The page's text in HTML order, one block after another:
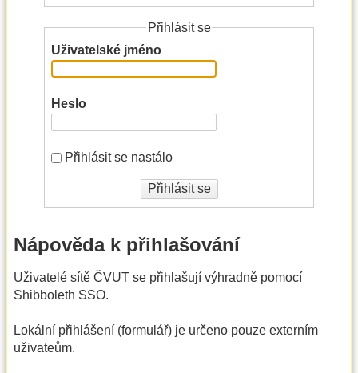
Nápověda k přihlašování
Uživatelé sítě ČVUT se přihlašují výhradně pomocí
Shibboleth SSO.
Lokální přihlášení (formulář) je určeno pouze externím
uživateům.
Přihlásit se
Uživatelské jméno
Heslo
Přihlásit se nastálo
Přihlásit se